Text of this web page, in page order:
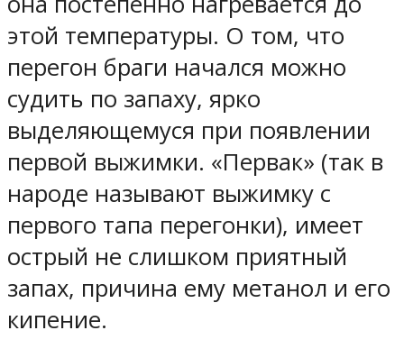
этой температуры. О том, что
перегон браги начался можно
судить по запаху, ярко
выделяющемуся при появлении
первой выжимки. «Первак» (так в
народе называют выжимку с
первого тапа перегонки), имеет
острый не слишком приятный
запах, причина ему метанол и его
кипение.